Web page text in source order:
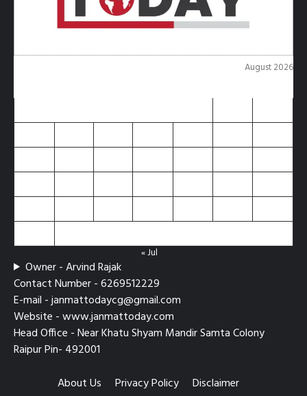
August 2026
« Jul
Owner - Arvind Rajak
Contact Number - 6269512229
E-mail - janmattodaycg@gmail.com
Website - www.janmattoday.com
Head Office - Near Khatu Shyam Mandir Samta Colony
Raipur Pin- 492001
About Us
Privacy Policy Disclaimer